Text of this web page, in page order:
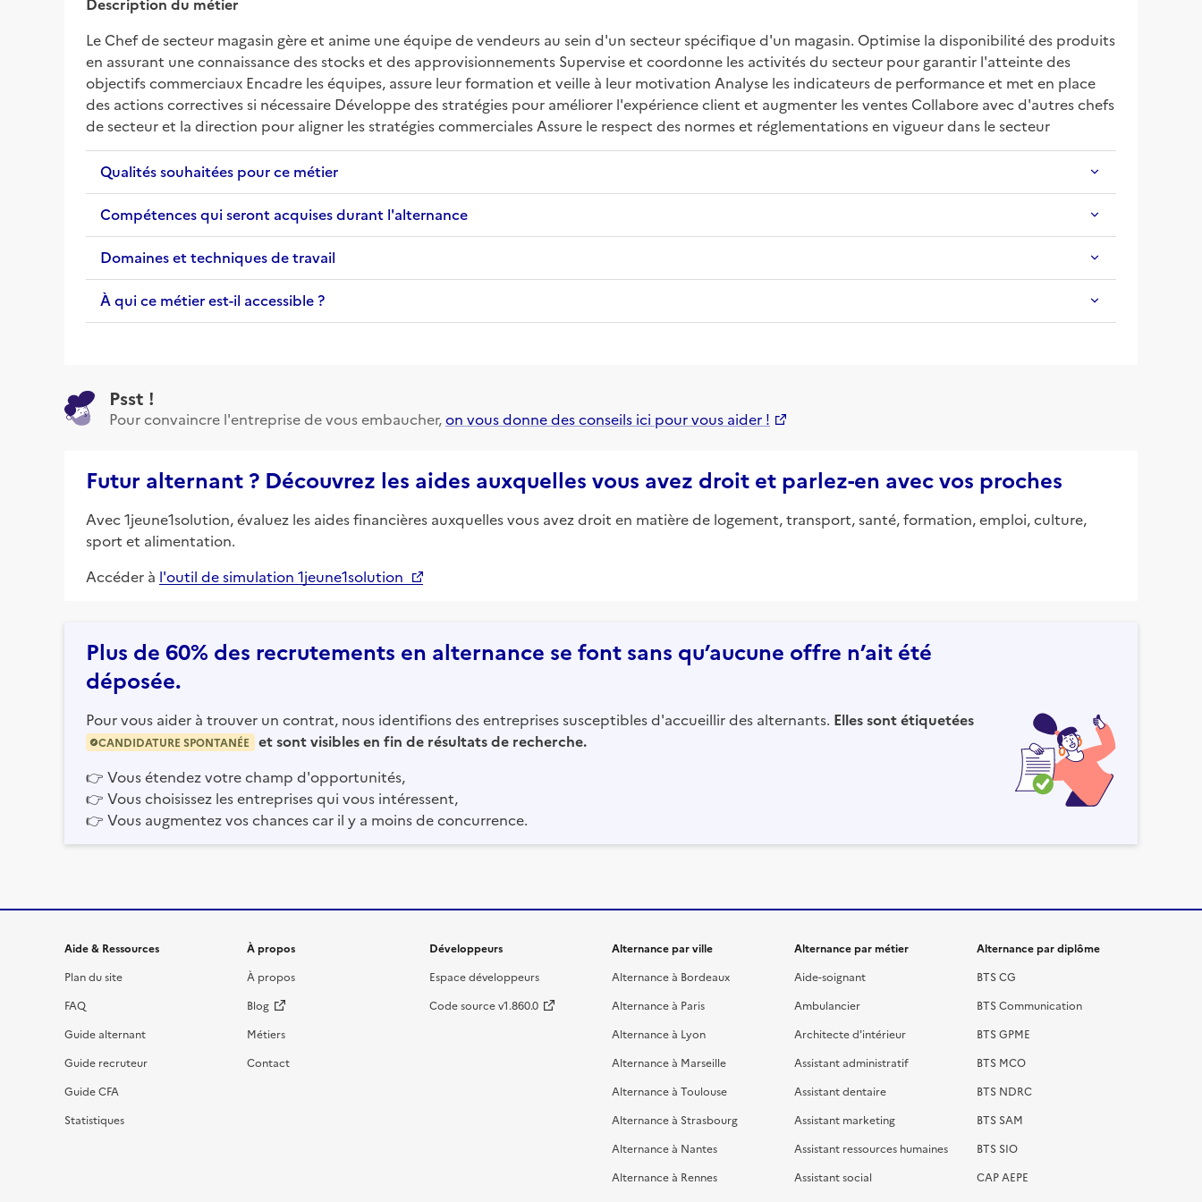
Le Chef de secteur magasin gère et anime une équipe de vendeurs au sein d'un secteur spécifique d'un magasin. Optimise la disponibilité des produits
en assurant une connaissance des stocks et des approvisionnements Supervise et coordonne les activités du secteur pour garantir l'atteinte des
objectifs commerciaux Encadre les équipes, assure leur formation et veille à leur motivation Analyse les indicateurs de performance et met en place
des actions correctives si nécessaire Développe des stratégies pour améliorer l'expérience client et augmenter les ventes Collabore avec d'autres chefs
de secteur et la direction pour aligner les stratégies commerciales Assure le respect des normes et réglementations en vigueur dans le secteur
Qualités souhaitées pour ce métier
Compétences qui seront acquises durant l'alternance
Domaines et techniques de travail
À qui ce métier est-il accessible ?
Psst !
Pour convaincre l'entreprise de vous embaucher,on vous donne des conseils ici pour vous aider !
Futur alternant ? Découvrez les aides auxquelles vous avez droit et parlez-en avec vos proches
Avec 1jeune1solution, évaluez les aides financières auxquelles vous avez droit en matière de logement, transport, santé, formation, emploi, culture,
sport et alimentation.
Accéder à l'outil de simulation 1jeune1solution
Plus de 60% des recrutements en alternance se font sans qu’aucune offre n’ait été
déposée.
Pour vous aider à trouver un contrat, nous identifions des entreprises susceptibles d'accueillir des alternants. Elles sont étiquetées
CANDIDATURE SPONTANÉE
et sont visibles en fin de résultats de recherche.
👉 Vous étendez votre champ d'opportunités,
👉 Vous choisissez les entreprises qui vous intéressent,
👉 Vous augmentez vos chances car il y a moins de concurrence.
Informations et liens du site
Aide & Ressources
Plan du site
FAQ
Guide alternant
Guide recruteur
Guide CFA
Statistiques
À propos
À propos
Blog
Métiers
Contact
Développeurs
Espace développeurs
Code source v1.860.0
Alternance par ville
Alternance à Bordeaux
Alternance à Paris
Alternance à Lyon
Alternance à Marseille
Alternance à Toulouse
Alternance à Strasbourg
Alternance à Nantes
Alternance à Rennes
Alternance par métier
Aide-soignant
Ambulancier
Architecte d'intérieur
Assistant administratif
Assistant dentaire
Assistant marketing
Assistant ressources humaines
Assistant social
Alternance par diplôme
BTS CG
BTS Communication
BTS GPME
BTS MCO
BTS NDRC
BTS SAM
BTS SIO
CAP AEPE